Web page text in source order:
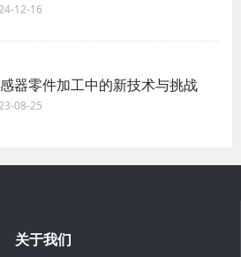
12-16
器零件加工中的新技术与挑战
08-25
关于我们